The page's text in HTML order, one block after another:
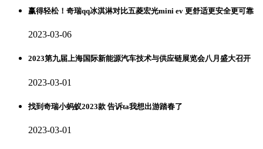
赢得轻松！奇瑞qq冰淇淋对比五菱宏光mini ev 更舒适更安全更可靠
2023-03-06
2023第九届上海国际新能源汽车技术与供应链展览会八月盛大召开
2023-03-01
找到奇瑞小蚂蚁2023款 告诉ta我想出游踏春了
2023-03-01